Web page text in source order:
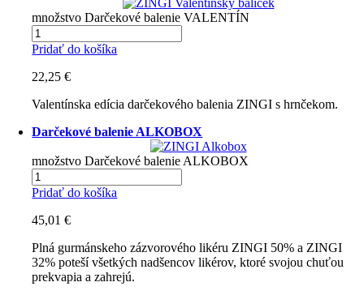
množstvo Darčekové balenie VALENTÍN
Pridať do košíka
22,25€
Valentínska edícia darčekového balenia ZINGI s hrnčekom.
Darčekové balenie ALKOBOX
množstvo Darčekové balenie ALKOBOX
Pridať do košíka
45,01€
Plná gurmánskeho zázvorového likéru ZINGI 50% a ZINGI
32% poteší všetkých nadšencov likérov, ktoré svojou chuťou
prekvapia a zahrejú.